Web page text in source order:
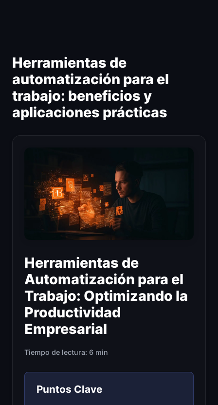
Herramientas de
automatización para el
trabajo: beneficios y
aplicaciones prácticas
Herramientas de
Automatización para el
Trabajo: Optimizando la
Productividad
Empresarial
Tiempo de lectura: 6 min
Puntos Clave